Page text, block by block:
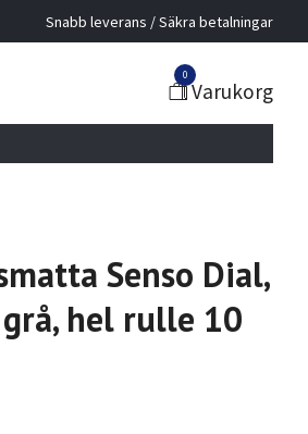
Snabb leverans / Säkra betalningar
0
Varukorg
Senso Dial,
hel rulle 10